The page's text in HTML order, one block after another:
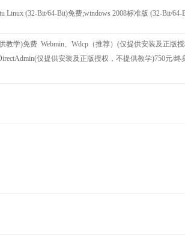
Linux (32-Bit/64-Bit)免费;windows 2008标准版 (32-Bit/64-
教学)免费 Webmin、Wdcp（推荐）(仅提供安装及正版
仅提供安装及正版授权，不提供教学)750元/